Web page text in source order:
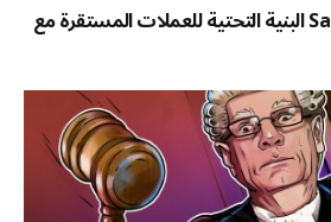
تستهدف Samsung SDS البنية التحتية للعملات المستقرة مع